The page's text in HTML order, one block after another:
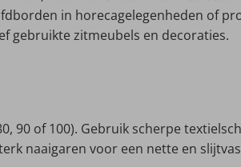
in horecagelegenheden of
gebruikte zitmeubels en decoraties.
90 of 100). Gebruik scherpe
naaigaren voor een nette en